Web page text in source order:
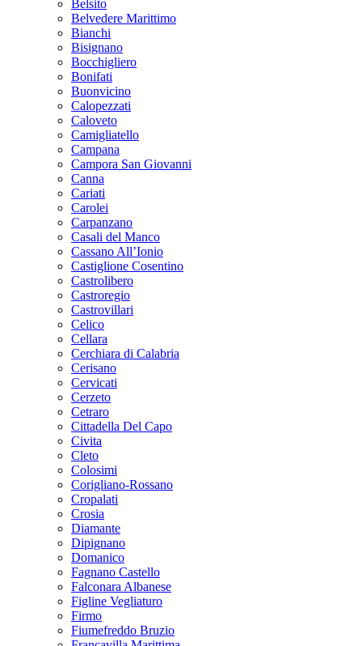
Belsito
Belvedere Marittimo
Bianchi
Bisignano
Bocchigliero
Bonifati
Buonvicino
Calopezzati
Caloveto
Camigliatello
Campana
Campora San Giovanni
Canna
Cariati
Carolei
Carpanzano
Casali del Manco
Cassano All’Ionio
Castiglione Cosentino
Castrolibero
Castroregio
Castrovillari
Celico
Cellara
Cerchiara di Calabria
Cerisano
Cervicati
Cerzeto
Cetraro
Cittadella Del Capo
Civita
Cleto
Colosimi
Corigliano-Rossano
Cropalati
Crosia
Diamante
Dipignano
Domanico
Fagnano Castello
Falconara Albanese
Figline Vegliaturo
Firmo
Fiumefreddo Bruzio